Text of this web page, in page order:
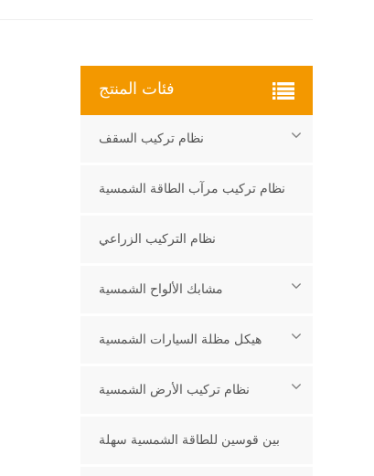
فئات المنتج
نظام تركيب السقف
نظام تركيب مرآب الطاقة الشمسية
نظام التركيب الزراعي
مشابك الألواح الشمسية
هيكل مظلة السيارات الشمسية
نظام تركيب الأرض الشمسية
بين قوسين للطاقة الشمسية سهلة